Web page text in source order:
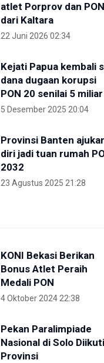
atlet Porprov dan PON
dari Kaltara
22 Juni 2026 02:34
Kejati Papua kembali
dana dugaan korupsi
PON 20 senilai 5 miliar
5 Desember 2025 20:04
Provinsi Banten
diri jadi tuan rumah
2032
23 Agustus 2025 21:28
KONI Bekasi Berikan
Bonus Atlet Peraih
Medali PON
4 Oktober 2024 22:38
Pekan Paralimpiade
Nasional di Solo
Provinsi